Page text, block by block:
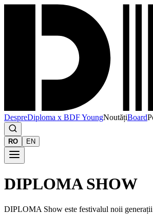
DespreDiploma x BDF YoungNoutățiBoard
RO EN
DIPLOMA SHOW
DIPLOMA Show este festivalul noii